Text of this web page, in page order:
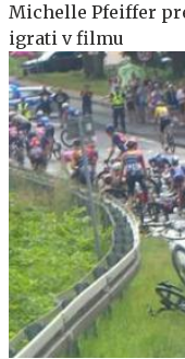
Michelle Pfeiffer
igrati v filmu